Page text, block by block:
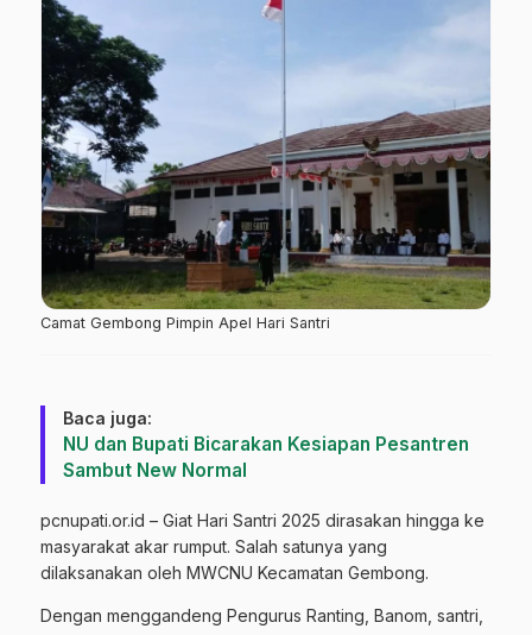
Camat Gembong Pimpin Apel Hari Santri
Baca juga:
NU dan Bupati Bicarakan Kesiapan Pesantren
Sambut New Normal
pcnupati.or.id – Giat Hari Santri 2025 dirasakan hingga ke
masyarakat akar rumput. Salah satunya yang
dilaksanakan oleh MWCNU Kecamatan Gembong.
Dengan menggandeng Pengurus Ranting, Banom, santri,